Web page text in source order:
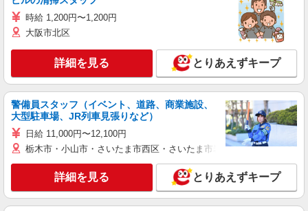
時給 1,200円〜1,200円
大阪市北区
詳細を見る とりあえずキープ
警備員スタッフ（イベント、道路、商業施設、
大型駐車場、JR列車見張りなど）
日給 11,000円〜12,100円
栃木市・小山市・さいたま市西区・さいたま市岩槻区・久喜市・蓮田
詳細を見る とりあえずキープ